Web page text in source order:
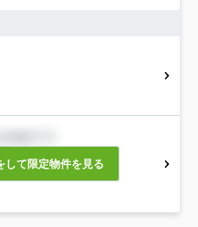
して限定物件を見る